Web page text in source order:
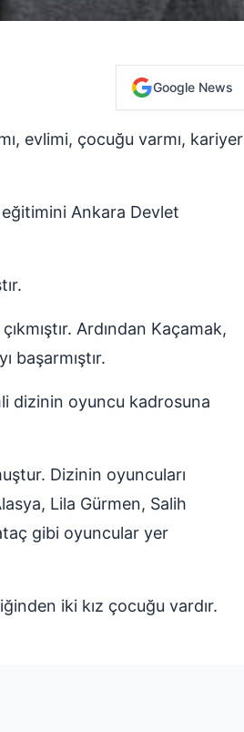
Google News
evlimi, çocuğu varmı, kariyer
eğitimini Ankara Devlet
Ardından Kaçamak,
başarmıştır.
dizinin oyuncu kadrosuna
Dizinin oyuncuları
Lila Gürmen, Salih
gibi oyuncular yer
iki kız çocuğu vardır.